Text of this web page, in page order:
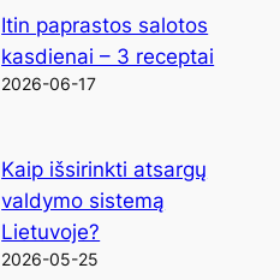
Itin paprastos salotos
kasdienai – 3 receptai
2026-06-17
Kaip išsirinkti atsargų
valdymo sistemą
Lietuvoje?
2026-05-25